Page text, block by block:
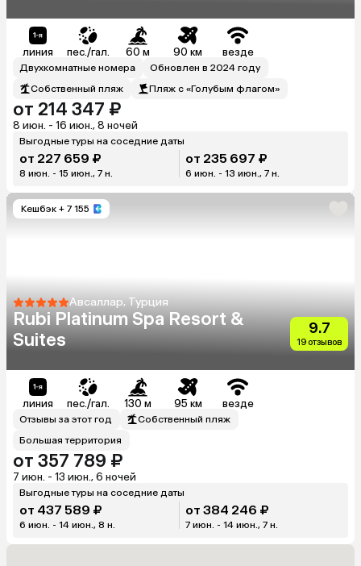
линия пес./гал. 60 м 90 км везде
Двухкомнатные номера
Обновлен в 2024 году
Собственный пляж
Пляж с «Голубым флагом»
от 214 347 ₽
8 июн. - 16 июн., 8 ночей
Выгодные туры на соседние даты
от 227 659 ₽
8 июн. - 15 июн., 7 н.
от 235 697 ₽
6 июн. - 13 июн., 7 н.
Кешбэк + 7 155
Авсаллар, Турция
Rubi Platinum Spa Resort &
Suites
9.7
19 отзывов
линия пес./гал. 130 м 95 км везде
Отзывы за этот год
Собственный пляж
Большая территория
от 357 789 ₽
7 июн. - 13 июн., 6 ночей
Выгодные туры на соседние даты
от 437 589 ₽
6 июн. - 14 июн., 8 н.
от 384 246 ₽
7 июн. - 14 июн., 7 н.